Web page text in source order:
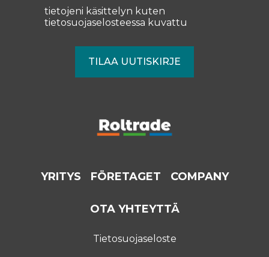
tietojeni käsittelyn kuten
tietosuojaselosteessa kuvattu
YRITYS FÖRETAGET COMPANY
OTA YHTEYTTÄ
Tietosuojaseloste